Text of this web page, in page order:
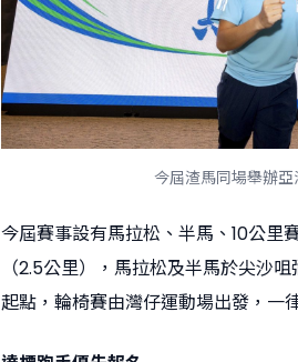
今屆渣馬同場舉辦亞
今屆賽事設有馬拉松、半馬、10公里
（2.5公里），馬拉松及半馬於尖沙
起點，輪椅賽由灣仔運動場出發，一